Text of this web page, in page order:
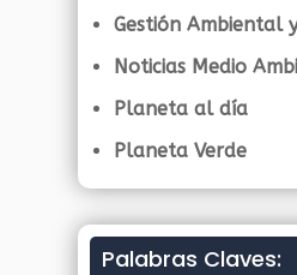
Gestión Ambiental
Noticias Medio
Planeta al día
Planeta Verde
Palabras Claves: